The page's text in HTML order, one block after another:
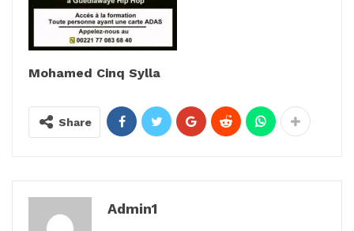
Mohamed Cinq Sylla
Share
Admin1